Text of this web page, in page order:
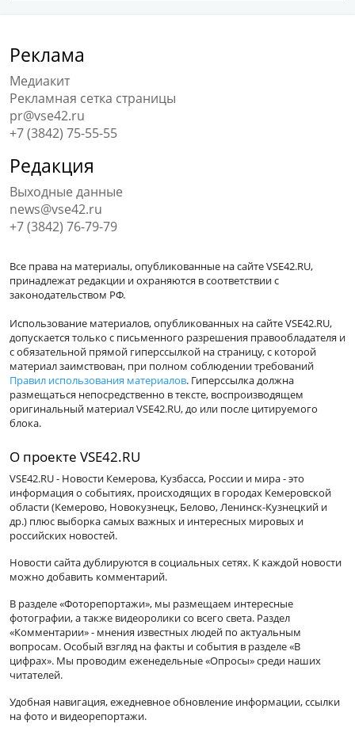
Реклама
Медиакит
Рекламная сетка страницы
pr@vse42.ru
+7 (3842) 75-55-55
Редакция
Выходные данные
news@vse42.ru
+7 (3842) 76-79-79
Все права на материалы, опубликованные на сайте VSE42.RU,
принадлежат редакции и охраняются в соответствии с
законодательством РФ.
Использование материалов, опубликованных на сайте VSE42.RU,
допускается только с письменного разрешения правообладателя и
с обязательной прямой гиперссылкой на страницу, с которой
материал заимствован, при полном соблюдении требований
Правил использования материалов. Гиперссылка должна
размещаться непосредственно в тексте, воспроизводящем
оригинальный материал VSE42.RU, до или после цитируемого
блока.
О проекте VSE42.RU
VSE42.RU - Новости Кемерова, Кузбасса, России и мира - это
информация о событиях, происходящих в городах Кемеровской
области (Кемерово, Новокузнецк, Белово, Ленинск-Кузнецкий и
др.) плюс выборка самых важных и интересных мировых и
российских новостей.
Новости сайта дублируются в социальных сетях. К каждой новости
можно добавить комментарий.
В разделе «Фоторепортажи», мы размещаем интересные
фотографии, а также видеоролики со всего света. Раздел
«Комментарии» - мнения известных людей по актуальным
вопросам. Особый взгляд на факты и события в разделе «В
цифрах». Мы проводим еженедельные «Опросы» среди наших
читателей.
Удобная навигация, ежедневное обновление информации, ссылки
на фото и видеорепортажи.